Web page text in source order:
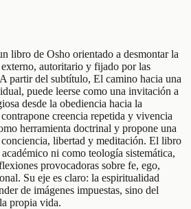
libro de Osho orientado a desmontar la
autoritario y fijado por las
partir del subtítulo, El camino hacia una
puede leerse como una invitación a
desde la obediencia hacia la
creencia repetida y vivencia
herramienta doctrinal y propone una
libertad y meditación. El libro
ni como teología sistemática,
provocadoras sobre fe, ego,
Su eje es claro: la espiritualidad
de imágenes impuestas, sino del
propia vida.